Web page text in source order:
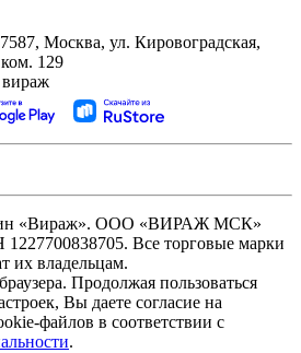
Москва, ул. Кировоградская,
129
«Вираж». ООО «ВИРАЖ МСК»
Все торговые марки
их владельцам.
Продолжая пользоваться
Вы даете согласие на
файлов в соответствии с
.